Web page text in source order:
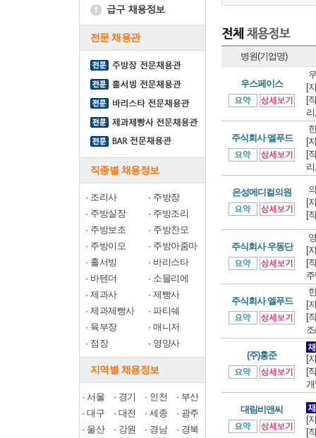
전문 채용관
직종별 채용정보
· 조리사 · 주방장
· 주방실장 · 주방조리
· 주방보조 · 주방찬모
· 주방이모 · 주방아줌마
· 홀서빙 · 바리스타
· 바텐더 · 소믈리에
·제과사 ·제빵사
·제과제빵사 ·파티쉐
· 육부장 ·매니저
· 점장 · 영양사
지역별 채용정보
· 서울 · 경기 · 인천 · 부산
· 대구 · 대전 · 세종 · 광주
· 울산 · 강원 · 경남 · 경북
병원(기업명)
우스페이스
[
[
주식회사 엘푸드
[
[
은성메디컬의원
[
[
주식회사 우동단
[
[
주식회사 엘푸드
[
[
(주)홍준
[
[
대림비앤씨
[
[